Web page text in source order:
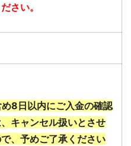
さい。
8日以内にご入金の確認
キャンセル扱いとさせ
、予めご了承ください